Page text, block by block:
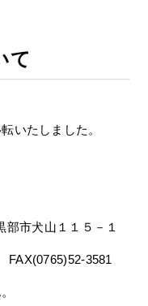
て
いたしました。
市犬山１１５－１
3581